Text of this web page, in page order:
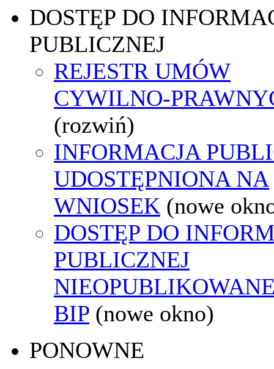
DOSTĘP DO
PUBLICZNEJ
REJESTR UMÓW
CYWILNO-
(rozwiń)
INFORMACJA
UDOSTĘPNIONA NA
WNIOSEK (nowe
DOSTĘP DO
PUBLICZNEJ
BIP (nowe okno)
PONOWNE